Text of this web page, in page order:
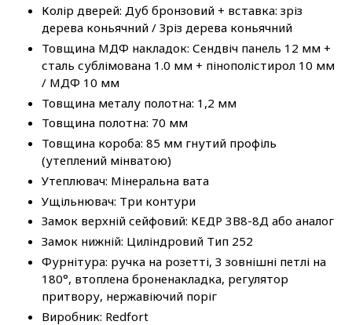
Колір дверей: Дуб бронзовий + вставка: зріз
дерева коньячний / Зріз дерева коньячний
Товщина МДФ накладок: Сендвіч панель 12 мм +
сталь сублімована 1.0 мм + пінополістирол 10 мм
/ МДФ 10 мм
Товщина металу полотна: 1,2 мм
Товщина полотна: 70 мм
Товщина короба: 85 мм гнутий профіль
(утеплений мінватою)
Утеплювач: Мінеральна вата
Ущільнювач: Три контури
Замок верхній сейфовий: КЕДР 3В8-8Д або аналог
Замок нижній: Циліндровий Тип 252
Фурнітура: ручка на розетті, 3 зовнішні петлі на
180°, втоплена броненакладка, регулятор
притвору, нержавіючий поріг
Виробник: Redfort